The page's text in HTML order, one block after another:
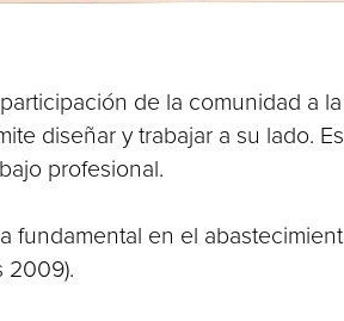
de la comunidad a
diseñar y trabajar a su lado.
profesional.
fundamental en el
2009).